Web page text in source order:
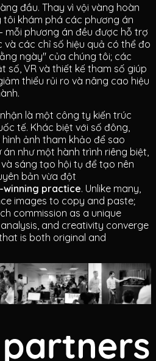
đầu. Thay vì vội vàng hoàn
khám phá các phương án
mỗi phương án đều được hỗ trợ
và các chỉ số hiệu quả có thể đo
ngày" của chúng tôi; các
số, VR và thiết kế tham số giúp
thiểu rủi ro và nâng cao hiệu
là một công ty kiến trúc
tế. Khác biệt với số đông,
ảnh tham khảo để sao
như một hành trình riêng biệt,
sáng tạo hội tụ để tạo nên
bản vừa đột
practice. Unlike many,
images to copy and paste;
commission as a unique
and creativity converge
is both original and